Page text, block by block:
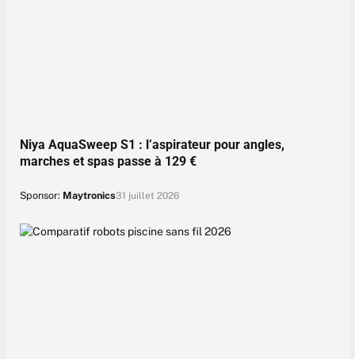
Niya AquaSweep S1 : l’aspirateur pour angles,
marches et spas passe à 129 €
Sponsor: Maytronics31 juillet 2026